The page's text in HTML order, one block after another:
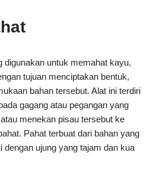
digunakan untuk memahat kayu,
tujuan menciptakan bentuk,
bahan tersebut. Alat ini terdiri
gagang atau pegangan yang
menekan pisau tersebut ke
Pahat terbuat dari bahan yang
dengan ujung yang tajam dan kua